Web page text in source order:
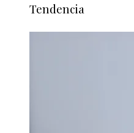
Tendencia